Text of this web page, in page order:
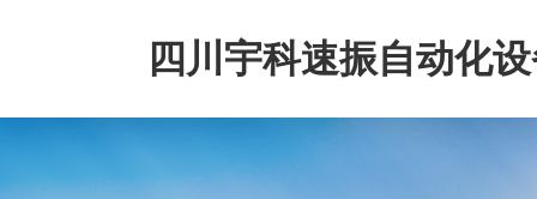
四川宇科速振自动化
公司